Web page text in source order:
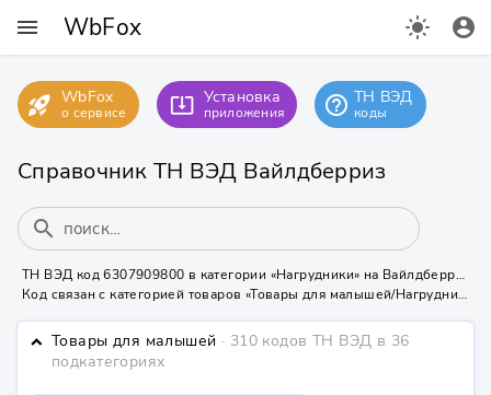
menu WbFox light_mode account_circle
rocket_launch WbFox
о сервисе system_update_alt Установка
приложения help_outline ТН ВЭД
коды
Справочник ТН ВЭД Вайлдберриз
search
ТН ВЭД код 6307909800 в категории «Нагрудники» на Вайлдберриз
Код связан с категорией товаров «Товары для малышей/Нагрудники» - маркировка КИЗ/УИН не требуется
keyboard_arrow_down Товары для малышей · 310 кодов ТН ВЭД в 36
подкатегориях